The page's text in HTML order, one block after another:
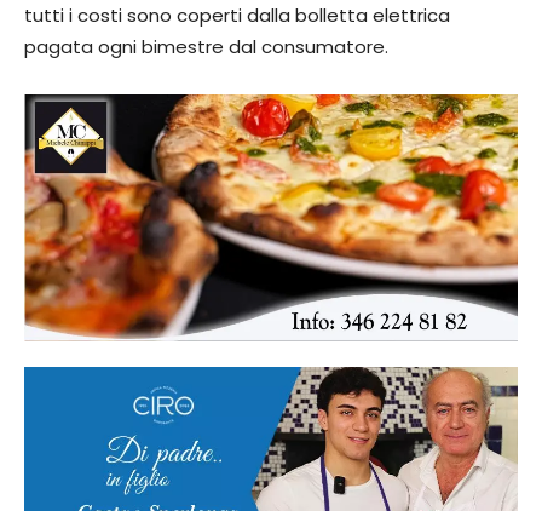
tutti i costi sono coperti dalla bolletta elettrica
pagata ogni bimestre dal consumatore.